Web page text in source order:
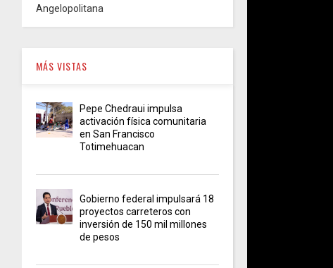
Angelopolitana
MÁS VISTAS
Pepe Chedraui impulsa
activación física comunitaria
en San Francisco
Totimehuacan
Gobierno federal impulsará 18
proyectos carreteros con
inversión de 150 mil millones
de pesos